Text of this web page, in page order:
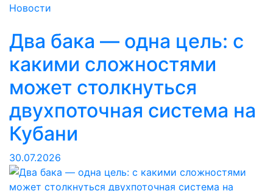
площадки
в
свалки!»
Новости
Два бака — одна цель: с
какими сложностями
может столкнуться
двухпоточная система на
Кубани
30.07.2026